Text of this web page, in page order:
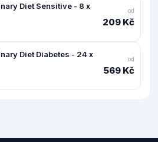
Diet Sensitive - 8 x
od
209 Kč
Diet Diabetes - 24 x
od
569 Kč